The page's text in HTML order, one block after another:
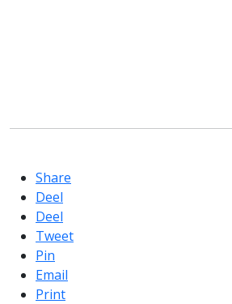
Share
Deel
Deel
Tweet
Pin
Email
Print